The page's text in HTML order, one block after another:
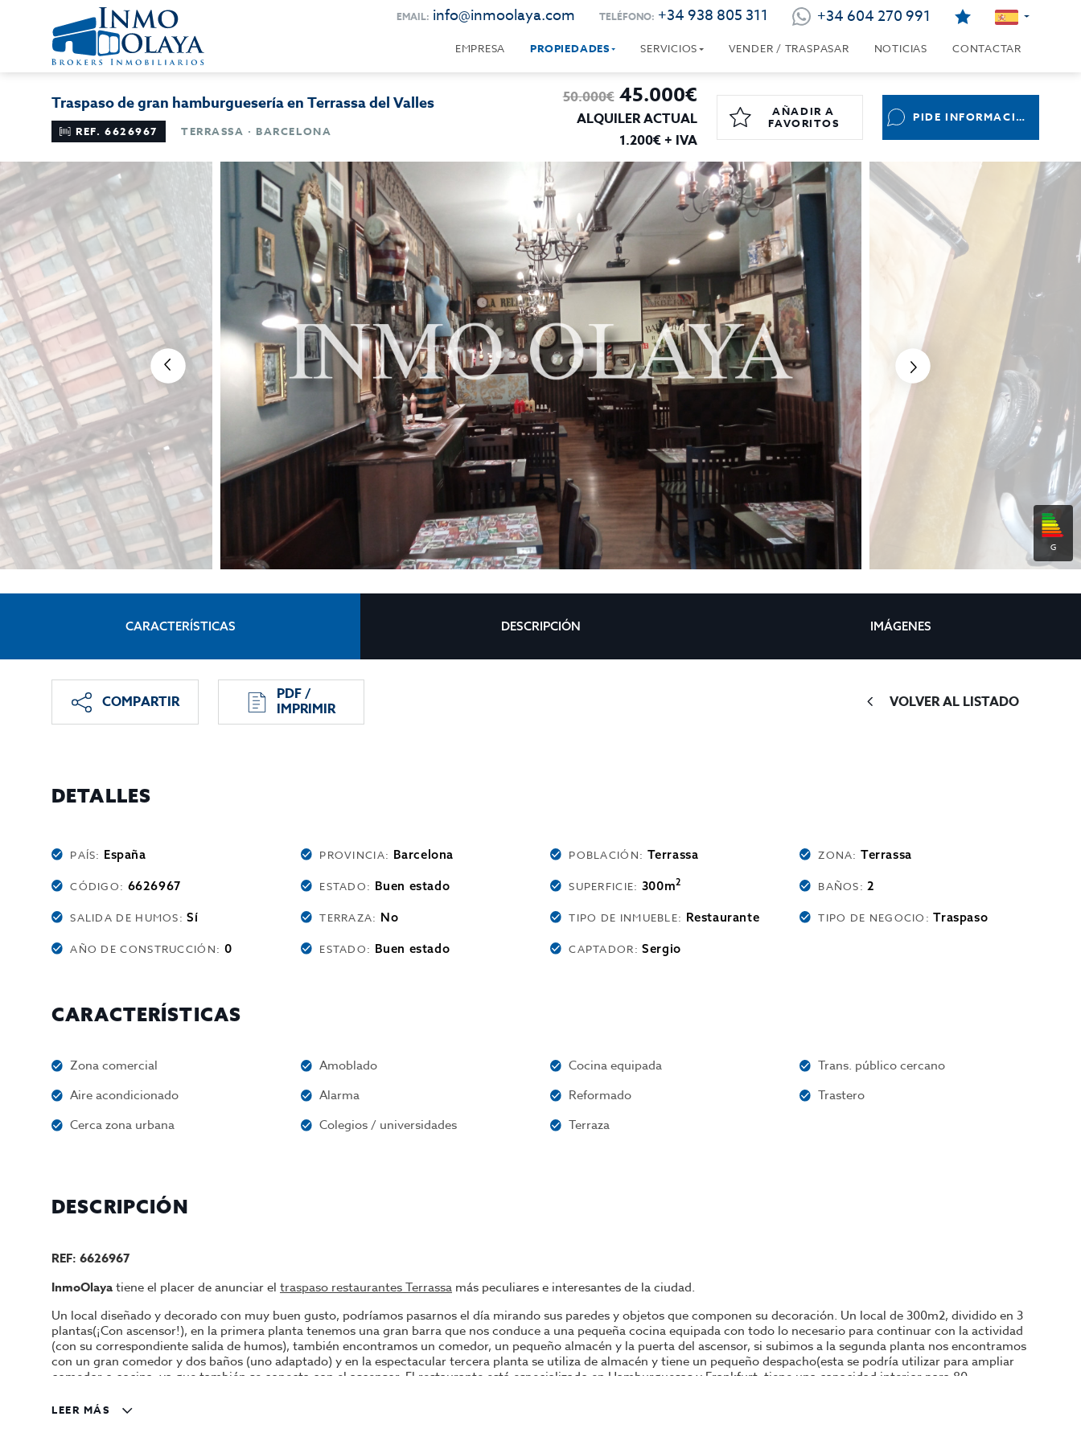
EMAIL: info@inmoolaya.com TELÉFONO: +34 938 805 311 +34 604 270 991
EMPRESA PROPIEDADES SERVICIOS VENDER / TRASPASAR NOTICIAS CONTACTAR
Traspaso de gran hamburguesería en Terrassa del Valles
REF. 6626967 TERRASSA · BARCELONA
50.000€45.000€
ALQUILER ACTUAL
1.200€ + IVA
AÑADIR A
FAVORITOS
PIDE INFORMACIÓN
G
CARACTERÍSTICAS DESCRIPCIÓN IMÁGENES
COMPARTIR PDF /
IMPRIMIR VOLVER AL LISTADO
DETALLES
PAÍS: España PROVINCIA: Barcelona POBLACIÓN: Terrassa ZONA:Terrassa
CÓDIGO: 6626967 ESTADO: Buen estado SUPERFICIE: 300m2 BAÑOS:2
SALIDA DE HUMOS:Sí TERRAZA: No TIPO DE INMUEBLE: Restaurante TIPO DE NEGOCIO:Traspaso
AÑO DE CONSTRUCCIÓN: 0 ESTADO: Buen estado CAPTADOR:Sergio
CARACTERÍSTICAS
Zona comercial Amoblado Cocina equipada
Trans. público cercano
Aire acondicionado
Alarma Reformado
Trastero
Cerca zona urbana
Colegios / universidades Terraza
DESCRIPCIÓN
REF: 6626967
InmoOlayatiene el placer de anunciar el traspaso restaurantes Terrassa más peculiares e interesantes de la ciudad.
Un local diseñado y decorado con muy buen gusto, podríamos pasarnos el día mirando sus paredes y objetos que componen su decoración. Un local de 300m2, dividido en 3
plantas(¡Con ascensor!), en la primera planta tenemos una gran barra que nos conduce a una pequeña cocina equipada con todo lo necesario para continuar con la actividad
(con su correspondiente salida de humos), también encontramos un comedor, un pequeño almacén y la puerta del ascensor, si subimos a la segunda planta nos encontramos
con un gran comedor y dos baños (uno adaptado) y en la espectacular tercera planta se utiliza de almacén y tiene un pequeño despacho(esta se podría utilizar para ampliar
comedor o cocina, ya que también se conecta con el ascensor. El restaurante está especializado en Hamburguesas y Frankfurt, tiene una capacidad interior para 80
que se puede ver en las imágenes está incluido en el traspaso.
LEER MÁS